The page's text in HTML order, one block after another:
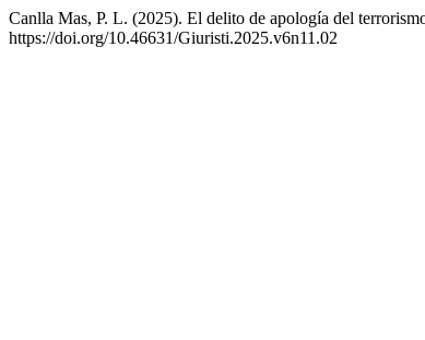
Canlla Mas, P. L. (2025). El delito de apología del
https://doi.org/10.46631/Giuristi.2025.v6n11.02